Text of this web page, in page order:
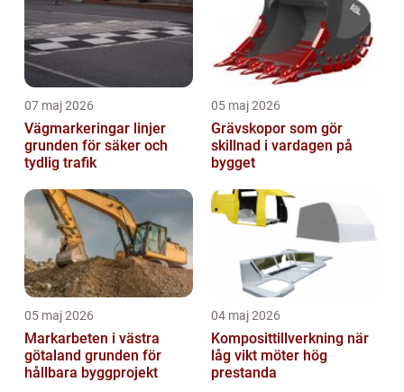
07 maj 2026
Vägmarkeringar linjer
grunden för säker och
tydlig trafik
05 maj 2026
Grävskopor som gör
skillnad i vardagen på
bygget
05 maj 2026
Markarbeten i västra
götaland grunden för
hållbara byggprojekt
04 maj 2026
Komposittillverkning när
låg vikt möter hög
prestanda